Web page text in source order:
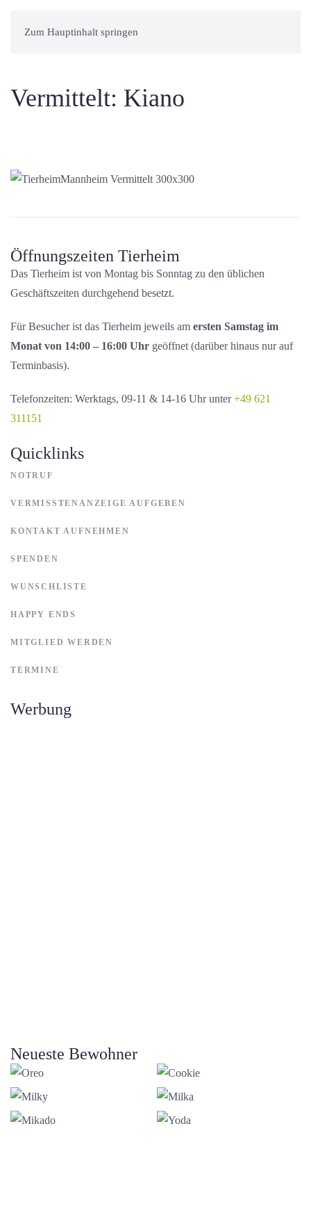
Zum Hauptinhalt springen
Vermittelt: Kiano
Öffnungszeiten Tierheim
Das Tierheim ist von Montag bis Sonntag zu den üblichen
Geschäftszeiten durchgehend besetzt.
Für Besucher ist das Tierheim jeweils am ersten Samstag im
Monat von 14:00 – 16:00 Uhr geöffnet (darüber hinaus nur auf
Terminbasis).
Telefonzeiten: Werktags, 09-11 & 14-16 Uhr unter+49 621
311151
Quicklinks
NOTRUF
VERMISSTENANZEIGE AUFGEBEN
KONTAKT AUFNEHMEN
SPENDEN
WUNSCHLISTE
HAPPY ENDS
MITGLIED WERDEN
TERMINE
Werbung
Neueste Bewohner